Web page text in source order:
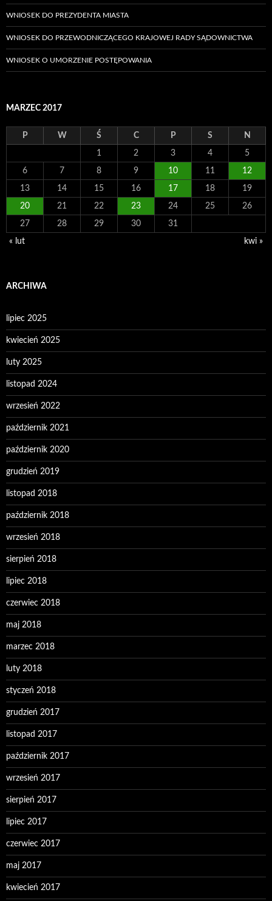
WNIOSEK DO PREZYDENTA MIASTA
WNIOSEK DO PRZEWODNICZĄCEGO KRAJOWEJ RADY SĄDOWNICTWA
WNIOSEK O UMORZENIE POSTĘPOWANIA
MARZEC 2017
P W Ś C P S N
1 2 3 4 5
6 7 8 9 10 11 12
13 14 15 16 17 18 19
20 21 22 23 24 25 26
27 28 29 30 31
« lut kwi »
ARCHIWA
lipiec 2025
kwiecień 2025
luty 2025
listopad 2024
wrzesień 2022
październik 2021
październik 2020
grudzień 2019
listopad 2018
październik 2018
wrzesień 2018
sierpień 2018
lipiec 2018
czerwiec 2018
maj 2018
marzec 2018
luty 2018
styczeń 2018
grudzień 2017
listopad 2017
październik 2017
wrzesień 2017
sierpień 2017
lipiec 2017
czerwiec 2017
maj 2017
kwiecień 2017